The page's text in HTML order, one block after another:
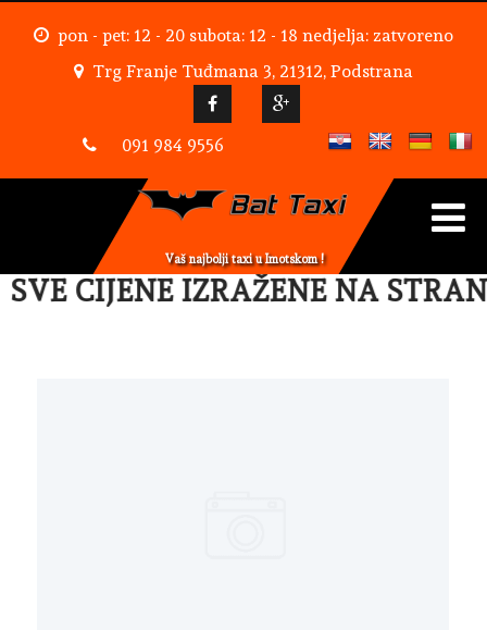
pon - pet: 12 - 20 subota: 12 - 18 nedjelja: zatvoreno
Trg Franje Tuđmana 3, 21312, Podstrana
091 984 9556
Vaš najbolji taxi u Imotskom !
CIJENE IZRAŽENE NA